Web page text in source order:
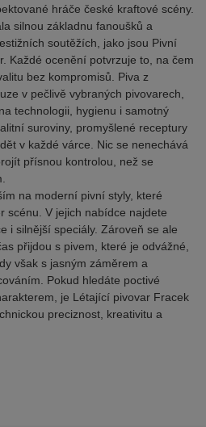
hráče české kraftové scény.
silnou základnu fanoušků a
soutěžích, jako jsou Pivní
Každé ocenění potvrzuje to, na čem
bez kompromisů. Piva z
v pečlivě vybraných pivovarech,
technologii, hygienu i samotný
suroviny, promyšlené receptury
v každé várce. Nic se nenechává
přísnou kontrolou, než se
na moderní pivní styly, které
scénu. V jejich nabídce najdete
i silnější speciály. Zároveň se ale
přijdou s pivem, které je odvážné,
však s jasným záměrem a
Pokud hledáte poctivé
je Létající pivovar Fracek
preciznost, kreativitu a